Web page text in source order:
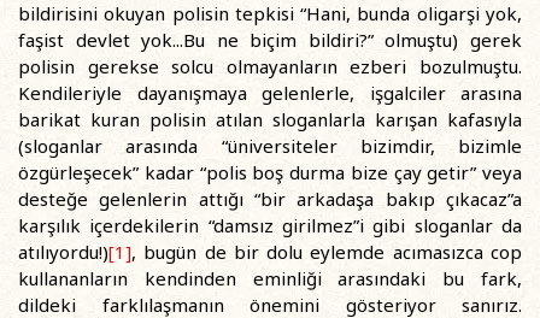
bildirisini okuyan polisin tepkisi “Hani, bunda oligarşi yok,
faşist devlet yok...Bu ne biçim bildiri?” olmuştu) gerek
polisin gerekse solcu olmayanların ezberi bozulmuştu.
Kendileriyle dayanışmaya gelenlerle, işgalciler arasına
barikat kuran polisin atılan sloganlarla karışan kafasıyla
(sloganlar arasında “üniversiteler bizimdir, bizimle
özgürleşecek” kadar “polis boş durma bize çay getir” veya
desteğe gelenlerin attığı “bir arkadaşa bakıp çıkacaz”a
karşılık içerdekilerin “damsız girilmez”i gibi sloganlar da
atılıyordu!)[1], bugün de bir dolu eylemde acımasızca cop
kullananların kendinden eminliği arasındaki bu fark,
dildeki farklılaşmanın önemini gösteriyor sanırız.